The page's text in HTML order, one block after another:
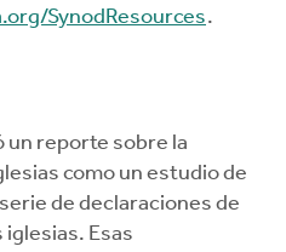
SynodResources.
un reporte sobre la
como un estudio de
de declaraciones de
Esas